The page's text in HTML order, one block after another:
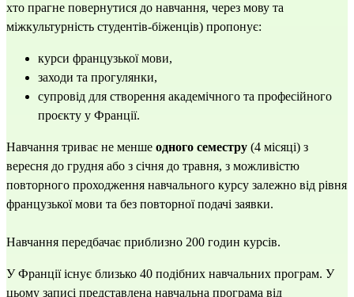
хто прагне повернутися до навчання, через мову та
міжкультурність студентів-біженців) пропонує:
курси французької мови,
заходи та прогулянки,
супровід для створення академічного та професійного
проєкту у Франції.
Навчання триває не менше одного семестру (4 місяці) з
вересня до грудня або з січня до травня, з можливістю
повторного проходження навчального курсу залежно від рівня
французької мови та без повторної подачі заявки.
Навчання передбачає приблизно 200 годин курсів.
У Франції існує близько 40 подібних навчальних програм. У
цьому записі представлена навчальна програма від